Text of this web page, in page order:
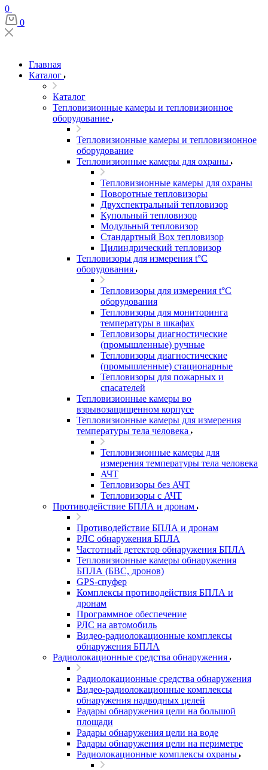
0
0
Главная
Каталог
Каталог
Тепловизионные камеры и тепловизионное
оборудование
Тепловизионные камеры и тепловизионное
оборудование
Тепловизионные камеры для охраны
Тепловизионные камеры для охраны
Поворотные тепловизоры
Двухспектральный тепловизор
Купольный тепловизор
Модульный тепловизор
Стандартный Box тепловизор
Цилиндрический тепловизор
Тепловизоры для измерения t°С
оборудования
Тепловизоры для измерения t°С
оборудования
Тепловизоры для мониторинга
температуры в шкафах
Тепловизоры диагностические
(промышленные) ручные
Тепловизоры диагностические
(промышленные) стационарные
Тепловизоры для пожарных и
спасателей
Тепловизионные камеры во
взрывозащищенном корпусе
Тепловизионные камеры для измерения
температуры тела человека
Тепловизионные камеры для
измерения температуры тела человека
АЧТ
Тепловизоры без АЧТ
Тепловизоры с АЧТ
Противодействие БПЛА и дронам
Противодействие БПЛА и дронам
РЛС обнаружения БПЛА
Частотный детектор обнаружения БПЛА
Тепловизионные камеры обнаружения
БПЛА (БВС, дронов)
GPS-спуфер
Комплексы противодействия БПЛА и
дронам
Программное обеспечение
РЛС на автомобиль
Видео-радиолокационные комплексы
обнаружения БПЛА
Радиолокационные средства обнаружения
Радиолокационные средства обнаружения
Видео-радиолокационные комплексы
обнаружения надводных целей
Радары обнаружения цели на большой
площади
Радары обнаружения цели на воде
Радары обнаружения цели на периметре
Радиолокационные комплексы охраны